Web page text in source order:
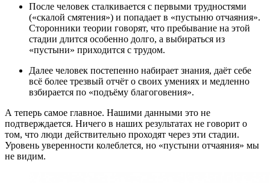
После человек сталкивается с первыми трудностями
(«скалой смятения») и попадает в «пустыню отчаяния».
Сторонники теории говорят, что пребывание на этой
стадии длится особенно долго, а выбираться из
«пустыни» приходится с трудом.
Далее человек постепенно набирает знания, даёт себе
всё более трезвый отчёт о своих умениях и медленно
взбирается по «подъёму благоговения».
А теперь самое главное. Нашими данными это не
подтверждается. Ничего в наших результатах не говорит о
том, что люди действительно проходят через эти стадии.
Уровень уверенности колеблется, но «пустыни отчаяния» мы
не видим.